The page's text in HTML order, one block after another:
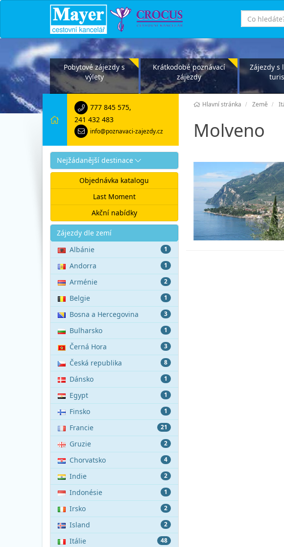
co
hledáte
Pobytové zájezdy s
výlety
Krátkodobé poznávací
zájezdy
Zájezdy s
Hlavní stránka Země
Molveno
777 845 575,
241 432 483
info@poznavaci-zajezdy.cz
Nejžádanější destinace
Objednávka katalogu
Last Moment
Akční nabídky
Akce
Zájezdy dle zemí
1
Albánie
1
Andorra
2
Arménie
1
Belgie
3
Bosna a Hercegovina
1
Bulharsko
3
Černá Hora
8
Česká republika
1
Dánsko
1
Egypt
1
Finsko
21
Francie
2
Gruzie
4
Chorvatsko
2
Indie
1
Indonésie
2
Irsko
2
Island
48
Itálie